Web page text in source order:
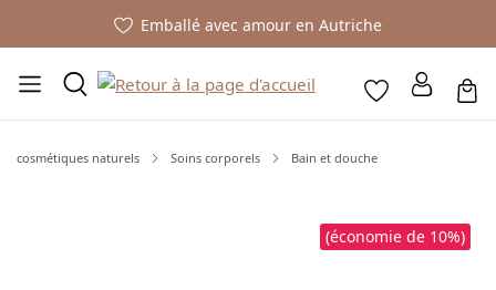
Emballé avec amour en Autriche
cosmétiques naturels Soins corporels Bain et douche
(économie de 10%)